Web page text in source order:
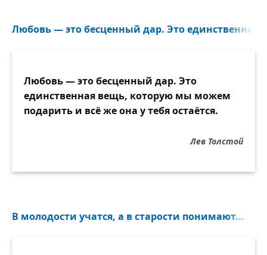
Любовь — это бесценный дар. Это единственная
Любовь — это бесценный дар. Это
единственная вещь, которую мы можем
подарить и всё же она у тебя остаётся.
Лев Толстой
В молодости учатся, а в старости понимают...